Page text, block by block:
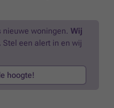
nieuwe woningen. Wij
Stel een alert in en wij
hoogte!